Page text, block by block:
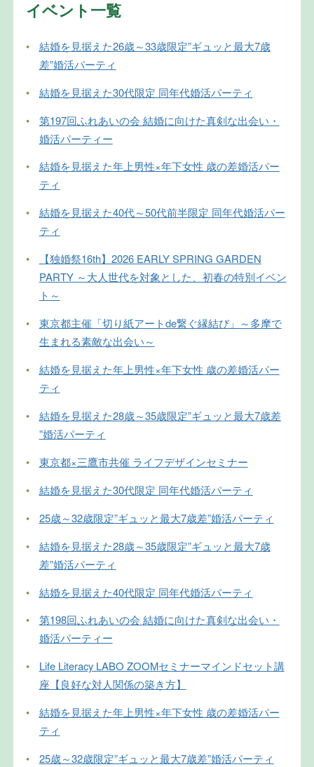
イベント一覧
•
結婚を見据えた26歳～33歳限定”ギュッと最大7歳
差”婚活パーティ
•
結婚を見据えた30代限定 同年代婚活パーティ
•
第197回ふれあいの会 結婚に向けた真剣な出会い・
婚活パーティー
•
結婚を見据えた年上男性×年下女性 歳の差婚活パー
ティ
•
結婚を見据えた40代～50代前半限定 同年代婚活パー
ティ
•
【独婚祭16th】2026 EARLY SPRING GARDEN
PARTY ～大人世代を対象とした、初春の特別イベン
ト～
•
東京都主催「切り紙アートde繋ぐ縁結び」～多摩で
生まれる素敵な出会い～
•
結婚を見据えた年上男性×年下女性 歳の差婚活パー
ティ
•
結婚を見据えた28歳～35歳限定”ギュッと最大7歳差
”婚活パーティ
•
東京都×三鷹市共催 ライフデザインセミナー
•
結婚を見据えた30代限定 同年代婚活パーティ
•
25歳～32歳限定”ギュッと最大7歳差”婚活パーティ
•
結婚を見据えた28歳～35歳限定”ギュッと最大7歳
差”婚活パーティ
•
結婚を見据えた40代限定 同年代婚活パーティ
•
第198回ふれあいの会 結婚に向けた真剣な出会い・
婚活パーティー
•
Life Literacy LABO ZOOMセミナーマインドセット講
座【良好な対人関係の築き方】
•
結婚を見据えた年上男性×年下女性 歳の差婚活パー
ティ
•
25歳～32歳限定”ギュッと最大7歳差”婚活パーティ